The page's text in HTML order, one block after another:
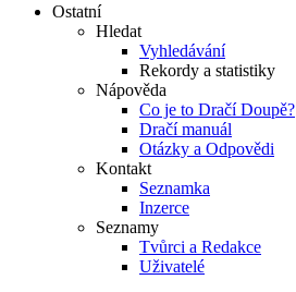
Ostatní
Hledat
Vyhledávání
Rekordy a statistiky
Nápověda
Co je to Dračí Doupě?
Dračí manuál
Otázky a Odpovědi
Kontakt
Seznamka
Inzerce
Seznamy
Tvůrci a Redakce
Uživatelé